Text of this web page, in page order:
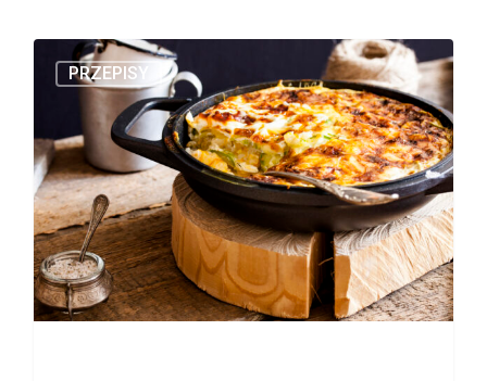
PRZEPISY